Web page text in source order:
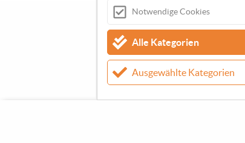
Notwendige Cookies
Alle Kategorien
Ausgewählte Kategorien